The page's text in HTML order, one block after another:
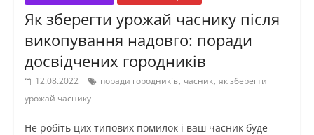
Як зберегти урожай часнику після
викопування надовго: поради
досвідчених городників
12.08.2022 поради городників, часник, як зберегти
урожай часнику
Не робіть цих типових помилок і ваш часник буде